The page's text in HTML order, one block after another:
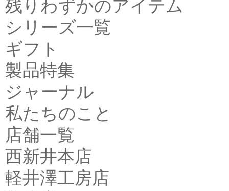
残りわずかのアイテム
シリーズ一覧
ギフト
製品特集
ジャーナル
私たちのこと
店舗一覧
西新井本店
軽井澤工房店